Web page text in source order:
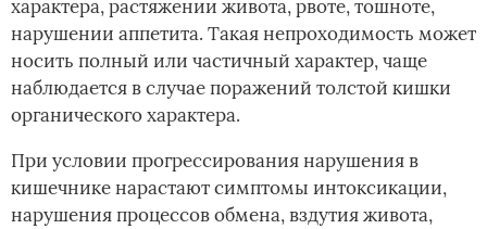
характера, растяжении живота, рвоте, тошноте,
нарушении аппетита. Такая непроходимость может
носить полный или частичный характер, чаще
наблюдается в случае поражений толстой кишки
органического характера.
При условии прогрессирования нарушения в
кишечнике нарастают симптомы интоксикации,
нарушения процессов обмена, вздутия живота,